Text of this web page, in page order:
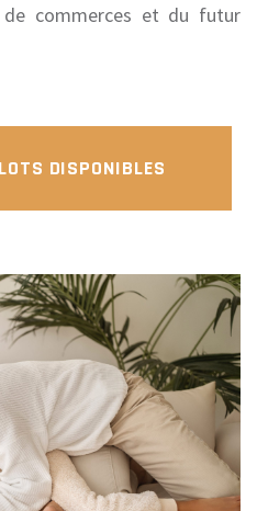
commerces et du futur
DISPONIBLES